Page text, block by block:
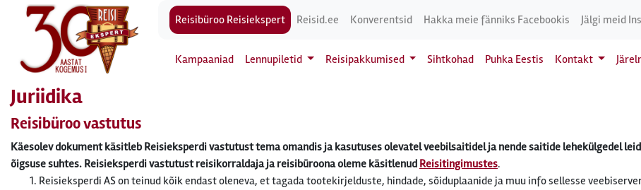
Reisibüroo Reisiekspert Reisid.ee Konverentsid Hakka meie fänniks Facebookis Jälgi meid
Kampaaniad Lennupiletid Reisipakkumised Sihtkohad Puhka Eestis Kontakt
Juriidika
Reisibüroo vastutus
Käesolev dokument käsitleb Reisieksperdi vastutust tema omandis ja kasutuses olevatel veebilsaitidel ja nende saitide lehekülgedel
õigsuse suhtes. Reisieksperdi vastutust reisikorraldaja ja reisibüroona oleme käsitlenud Reisitingimustes.
Reisieksperdi AS on teinud kõik endast oleneva, et tagada tootekirjelduste, hindade, sõiduplaanide ja muu info sellesse